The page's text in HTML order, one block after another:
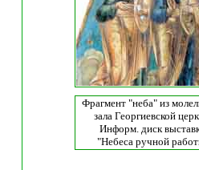
Фрагмент "неба" из
зала Георгиевской
Информ. диск
"Небеса ручной